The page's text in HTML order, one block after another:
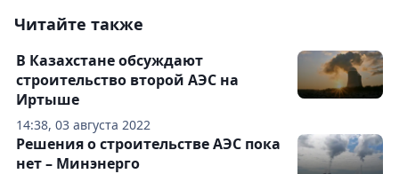
Читайте также
14:38, 03 августа 2022
В Казахстане обсуждают
строительство второй АЭС на
Иртыше
Решения о строительстве АЭС пока
нет – Минэнерго